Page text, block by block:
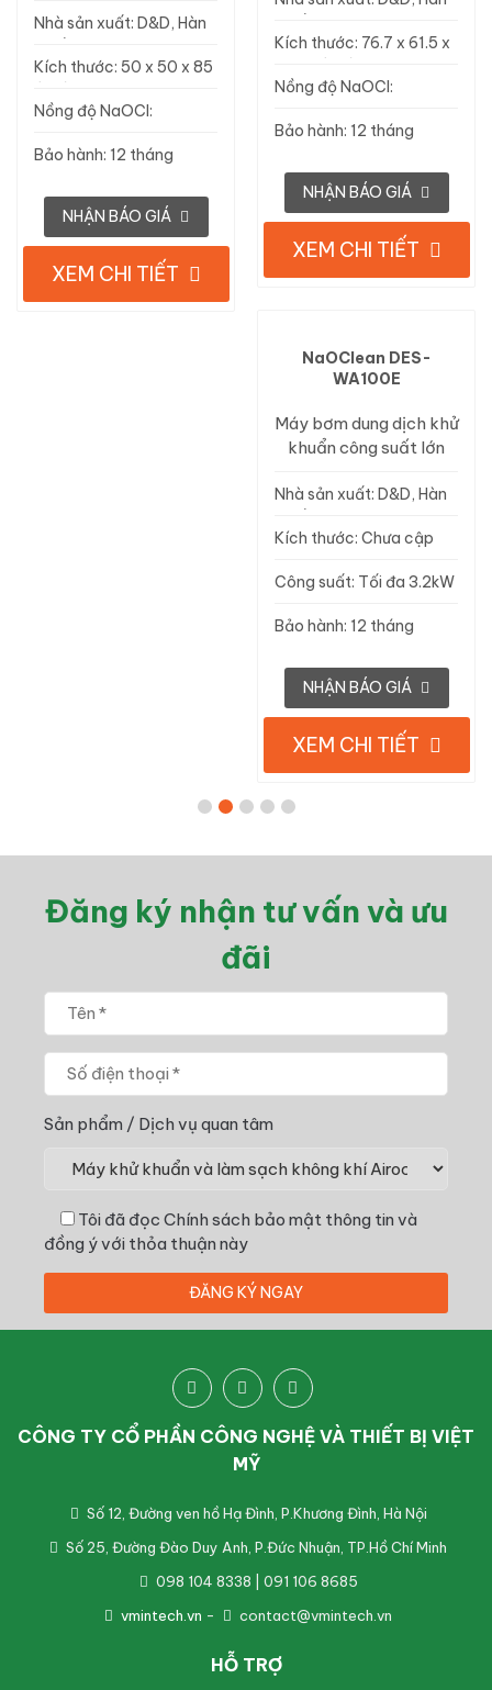
Nhà sản xuất: D&D, Hàn
Kích thước: 50 x 50 x 85
Nồng độ NaOCl:
Bảo hành: 12 tháng
NHẬN BÁO GIÁ
XEM CHI TIẾT
Kích thước: 76.7 x 61.5 x
Nồng độ NaOCl:
Bảo hành: 12 tháng
NHẬN BÁO GIÁ
XEM CHI TIẾT
NaOClean DES-
WA100E
Máy bơm dung dịch khử
khuẩn công suất lớn
Nhà sản xuất: D&D, Hàn
Kích thước: Chưa cập
Công suất: Tối đa 3.2kW
Bảo hành: 12 tháng
NHẬN BÁO GIÁ
XEM CHI TIẾT
Đăng ký nhận tư vấn và ưu
đãi
Sản phẩm / Dịch vụ quan tâm
Tôi đã đọc Chính sách bảo mật thông tin và
đồng ý với thỏa thuận này
CÔNG TY CỔ PHẦN CÔNG NGHỆ VÀ THIẾT BỊ VIỆT
MỸ
Số 12, Đường ven hồ Hạ Đình, P.Khương Đình, Hà Nội
Số 25, Đường Đào Duy Anh, P.Đức Nhuận, TP.Hồ Chí Minh
098 104 8338 | 091 106 8685
vmintech.vn - contact@vmintech.vn
HỖ TRỢ